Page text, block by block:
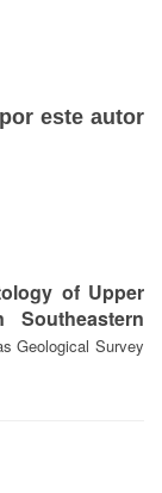
este autor
of Upper
Geological Survey